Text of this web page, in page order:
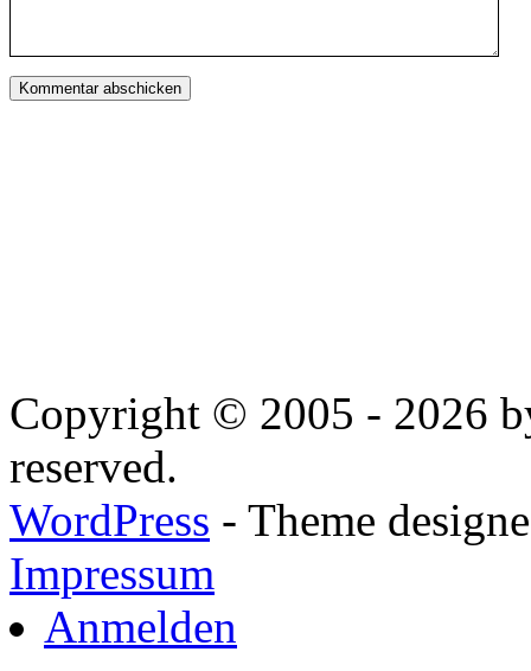
Copyright © 2005 - 2026
reserved.
WordPress - Theme
Impressum
Anmelden